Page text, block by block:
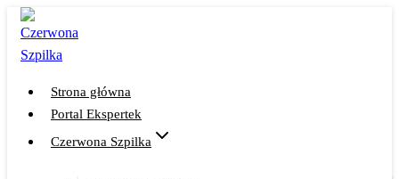
Przejdź
treści
Strona główna
Portal Ekspertek
Czerwona Szpilka